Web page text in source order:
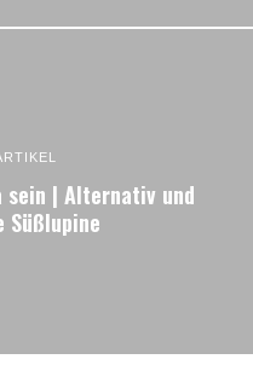
sein | Alternativ und
Süßlupine